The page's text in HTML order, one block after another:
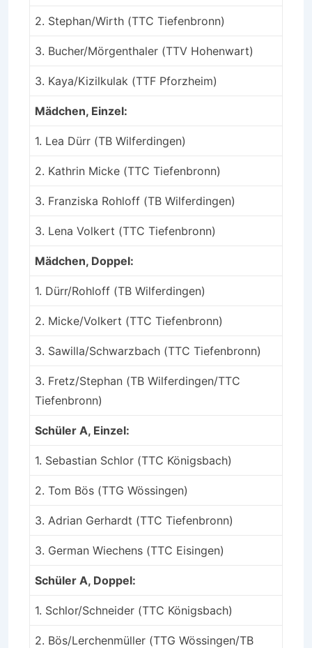
2. Stephan/Wirth (TTC Tiefenbronn)
3. Bucher/Mörgenthaler (TTV Hohenwart)
3. Kaya/Kizilkulak (TTF Pforzheim)
Mädchen, Einzel:
1. Lea Dürr (TB Wilferdingen)
2. Kathrin Micke (TTC Tiefenbronn)
3. Franziska Rohloff (TB Wilferdingen)
3. Lena Volkert (TTC Tiefenbronn)
Mädchen, Doppel:
1. Dürr/Rohloff (TB Wilferdingen)
2. Micke/Volkert (TTC Tiefenbronn)
3. Sawilla/Schwarzbach (TTC Tiefenbronn)
3. Fretz/Stephan (TB Wilferdingen/TTC
Tiefenbronn)
Schüler A, Einzel:
1. Sebastian Schlor (TTC Königsbach)
2. Tom Bös (TTG Wössingen)
3. Adrian Gerhardt (TTC Tiefenbronn)
3. German Wiechens (TTC Eisingen)
Schüler A, Doppel:
1. Schlor/Schneider (TTC Königsbach)
2. Bös/Lerchenmüller (TTG Wössingen/TB